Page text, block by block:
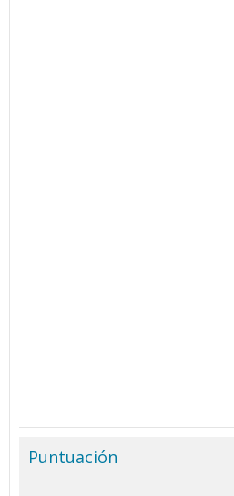
Puntuación